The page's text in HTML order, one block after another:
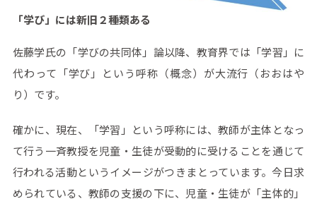
「学び」には新旧２種類ある
佐藤学氏の「学びの共同体」論以降、教育界では「学習」に
代わって「学び」という呼称（概念）が大流行（おおはや
り）です。
確かに、現在、「学習」という呼称には、教師が主体となっ
て行う一斉教授を児童・生徒が受動的に受けることを通じて
行われる活動というイメージがつきまとっています。今日求
められている、教師の支援の下に、児童・生徒が「主体的」